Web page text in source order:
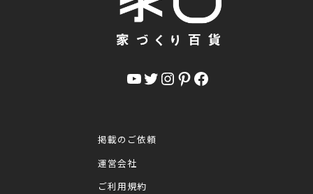
YouTube Twitter InstagramPinterest Facebook
掲載のご依頼
運営会社
ご利用規約